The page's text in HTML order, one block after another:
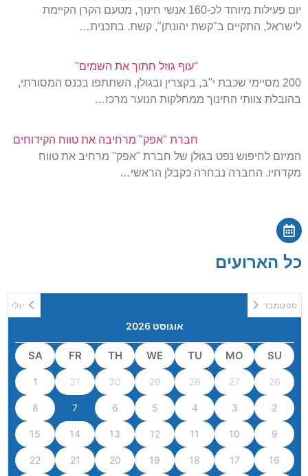
יום פעילות מיוחד לכ-160 אנשי חינוך, מטעם הקרן הקיימת
לישראל, התקיים ב"קשת יהונתן", קשת. בתכנית…
"עוף גוזל חתוך את השמים"
200 מסיימי שכבת י"ב, בקצרין ובגולן, השתתפו בכנס המסורתי,
בהובלת צוותי החינוך ממחלקות הנוער מרכז…
חברת "אפק" מרחיבה את טווח הקידוחים
המיזם לחיפוש נפט בגולן של חברת "אפק" מרחיב את טווח
מקדחיו. החברה נבחרה כקבלן הראשי…
כל הארועים
יולי
אוגוסט 2026
ספטמבר
SU
MO
TU
WE
TH
FR
SA
26
27
28
29
30
31
1
2
3
4
5
6
7
8
9
10
11
12
13
14
15
16
17
18
19
20
21
22